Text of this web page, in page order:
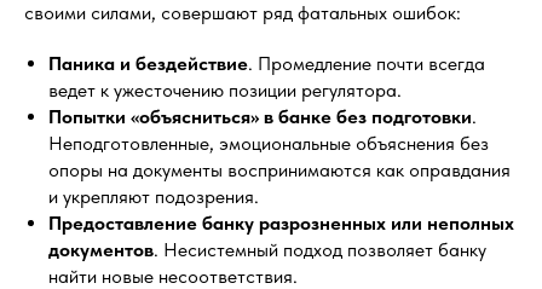
своими силами, совершают ряд фатальных ошибок:
Паника и бездействие. Промедление почти всегда
ведет к ужесточению позиции регулятора.
Попытки «объясниться» в банке без подготовки.
Неподготовленные, эмоциональные объяснения без
опоры на документы воспринимаются как оправдания
и укрепляют подозрения.
Предоставление банку разрозненных или неполных
документов. Несистемный подход позволяет банку
найти новые несоответствия.